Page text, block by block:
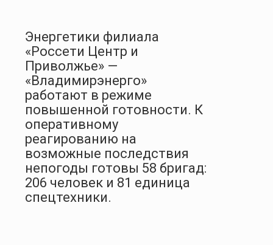
Энергетики филиала
«Россети Центр и
Приволжье» —
«Владимирэнерго»
работают в режиме
повышенной готовности. К
оперативному
реагированию на
возможные последствия
непогоды готовы 58 бригад:
206 человек и 81 единица
спецтехники.